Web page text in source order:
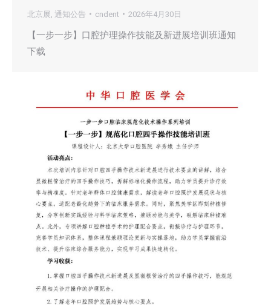
北京展 通知公告 cndent 2026年4月30日
【一步一步】口腔护理操作技能及新进展培训班通知
下载